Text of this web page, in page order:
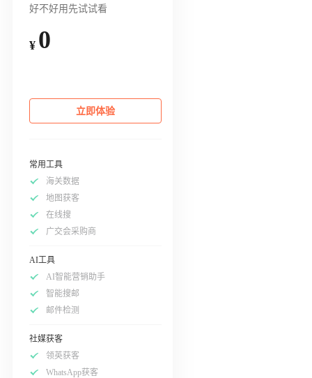
好不好用先试试看
¥ 0
立即体验
常用工具
海关数据
地图获客
在线搜
广交会采购商
AI工具
AI智能营销助手
智能搜邮
邮件检测
社媒获客
领英获客
WhatsApp获客